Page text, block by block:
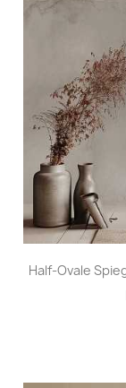
Half-Ovale